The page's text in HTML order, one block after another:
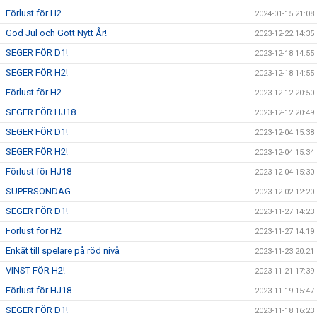
Förlust för H2 2024-01-15 21:08
God Jul och Gott Nytt År! 2023-12-22 14:35
SEGER FÖR D1! 2023-12-18 14:55
SEGER FÖR H2! 2023-12-18 14:55
Förlust för H2 2023-12-12 20:50
SEGER FÖR HJ18 2023-12-12 20:49
SEGER FÖR D1! 2023-12-04 15:38
SEGER FÖR H2! 2023-12-04 15:34
Förlust för HJ18 2023-12-04 15:30
SUPERSÖNDAG 2023-12-02 12:20
SEGER FÖR D1! 2023-11-27 14:23
Förlust för H2 2023-11-27 14:19
Enkät till spelare på röd nivå 2023-11-23 20:21
VINST FÖR H2! 2023-11-21 17:39
Förlust för HJ18 2023-11-19 15:47
SEGER FÖR D1! 2023-11-18 16:23